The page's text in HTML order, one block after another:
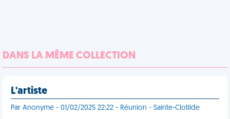
DANS LA MÊME COLLECTION
L'artiste
Par Anonyme - 01/02/2025 22:22 - Réunion - Sainte-Clotilde